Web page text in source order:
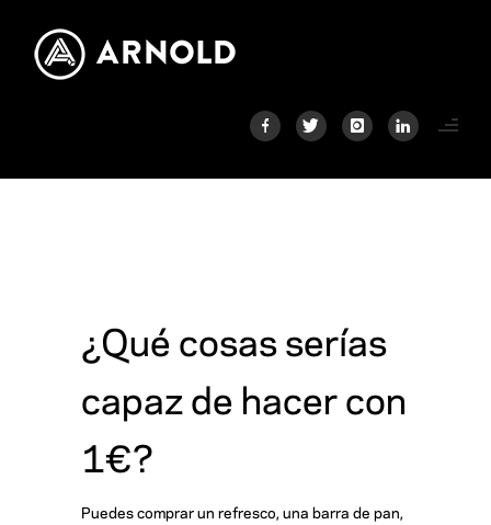
¿Qué cosas serías
capaz de hacer con
1€?
Puedes comprar un refresco, una barra de pan,